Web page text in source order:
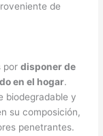
de
pordisponer de
en el hogar.
biodegradable y
su composición,
penetrantes.